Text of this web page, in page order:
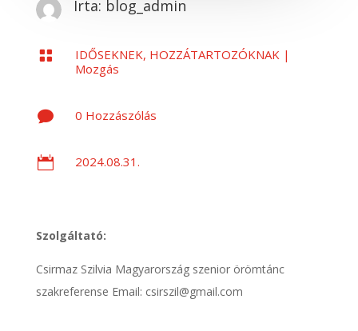
Írta: blog_admin
 IDŐSEKNEK, HOZZÁTARTOZÓKNAK |
Mozgás
 0 Hozzászólás
 2024.08.31.
Szolgáltató:
Csirmaz Szilvia Magyarország szenior örömtánc
szakreferense Email: csirszil@gmail.com